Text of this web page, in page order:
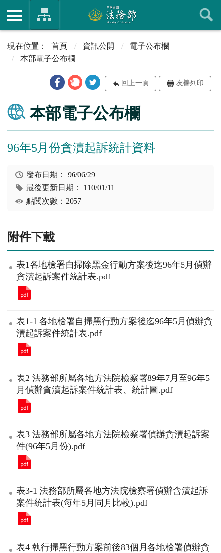
首頁 資訊公開
電子公布欄
本部電子公布欄
回上一頁 友善列印
本部電子公布欄
96年5月份貪瀆起訴統計資料
發布日期：96/06/29
最後更新日期： 110/01/11
點閱次數：2057
附件下載
表1各地檢署自掃除黑金行動方案後迄96年5月偵辦
貪瀆起訴案件統計表.pdf
表1-1 各地檢署自掃黑行動方案後迄96年5月偵辦貪
瀆起訴案件統計表.pdf
表2 法務部所屬各地方法院檢察署89年7月至96年5
月偵辦貪瀆起訴案件統計表、統計圖.pdf
表3 法務部所屬各地方法院檢察署偵辦貪瀆起訴案
件(96年5月份).pdf
表3-1 法務部所屬各地方法院檢察署偵辦含瀆起訴
案件統計表(每年5月同月比較).pdf
表4 執行掃黑行動方案前後83個月各地檢署偵辦貪